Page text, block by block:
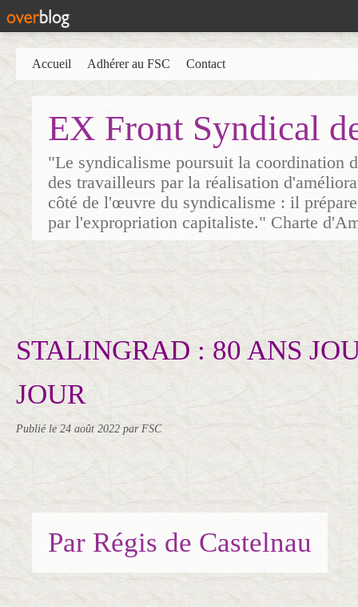
EX Front Syndical
"Le syndicalisme poursuit la coordination
des travailleurs par la réalisation
côté de l'œuvre du syndicalisme : il
par l'expropriation capitaliste." Charte
Accueil Adhérer au FSC Contact
STALINGRAD : 80 ANS
JOUR
Publié le 24 août 2022 par FSC
Par Régis de Castelnau